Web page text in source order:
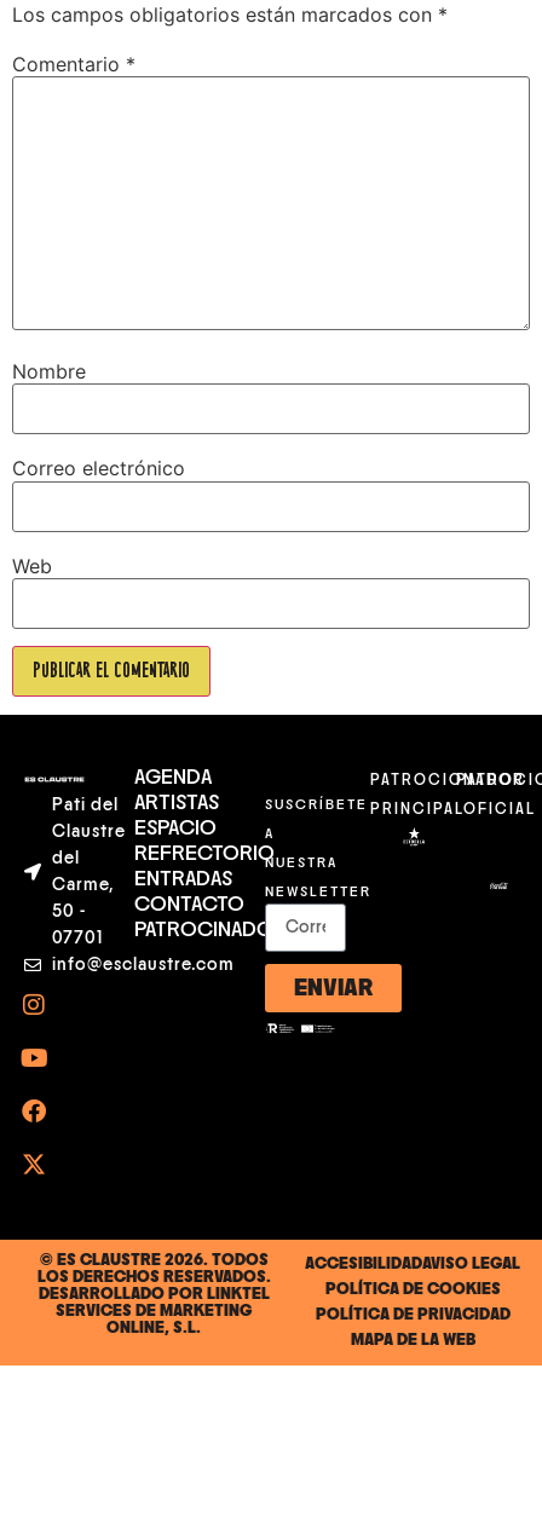
Los campos obligatorios están marcados con *
Comentario *
Nombre
Correo electrónico
Web
Pati del
Claustre
del
Carme,
50 -
07701
info@esclaustre.com
AGENDA
ARTISTAS
ESPACIO
REFRECTORIO
ENTRADAS
CONTACTO
PATROCINADORES
SUSCRÍBETE
A
NUESTRA
NEWSLETTER
ENVIAR
PATROCIONADOR
PRINCIPALOFICIAL
© ES CLAUSTRE 2026. TODOS
LOS DERECHOS RESERVADOS.
DESARROLLADO POR LINKTEL
SERVICES DE MARKETING
ONLINE, S.L.
ACCESIBILIDADAVISO LEGAL
POLÍTICA DE COOKIES
POLÍTICA DE PRIVACIDAD
MAPA DE LA WEB